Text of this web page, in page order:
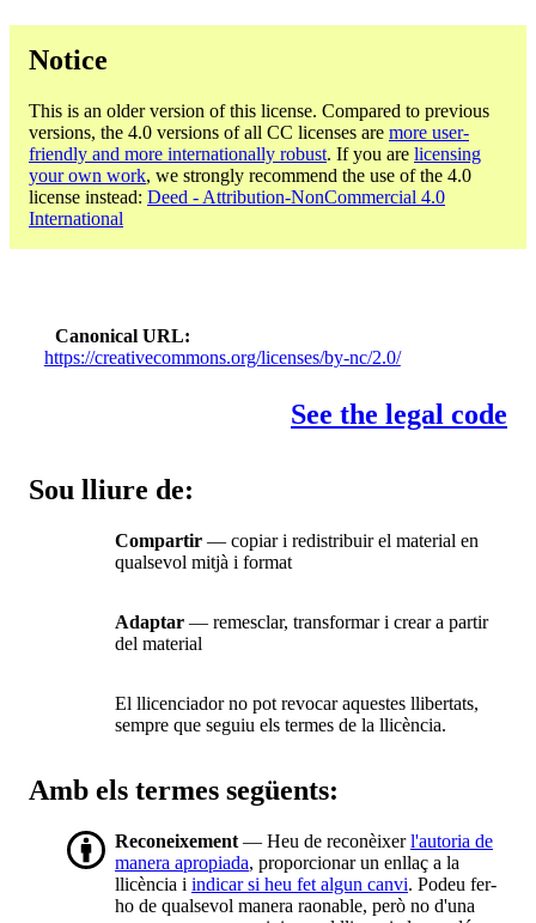
Notice
This is an older version of this license. Compared to previous
versions, the 4.0 versions of all CC licenses are more user-
friendly and more internationally robust. If you are licensing
your own work, we strongly recommend the use of the 4.0
license instead: Deed - Attribution-NonCommercial 4.0
International
Canonical URL
https://creativecommons.org/licenses/by-nc/2.0/
See the legal code
Sou lliure de:
Compartir — copiar i redistribuir el material en
qualsevol mitjà i format
Adaptar — remesclar, transformar i crear a partir
del material
El llicenciador no pot revocar aquestes llibertats,
sempre que seguiu els termes de la llicència.
Amb els termes següents:
Reconeixement — Heu de reconèixerl'autoria de
manera apropiada, proporcionar un enllaç a la
llicència i indicar si heu fet algun canvi. Podeu fer-
ho de qualsevol manera raonable, però no d'una